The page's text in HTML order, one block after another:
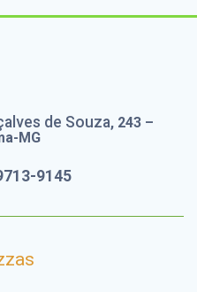
de Souza, 243 –
MG
9145